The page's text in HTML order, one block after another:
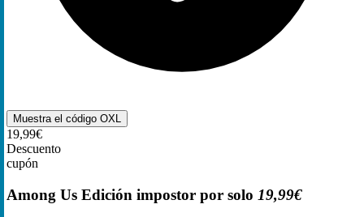
Muestra el código OXL
19,99€
Descuento
cupón
Among Us Edición impostor por solo 19,99€